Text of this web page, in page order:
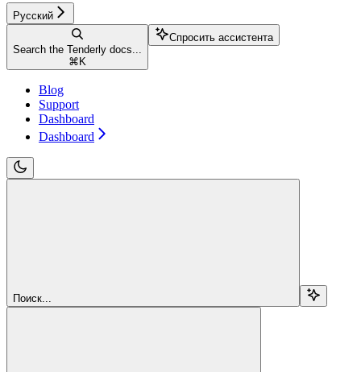
Русский
Search the Tenderly docs...
⌘ K
Спросить ассистента
Blog
Support
Dashboard
Dashboard
Поиск...